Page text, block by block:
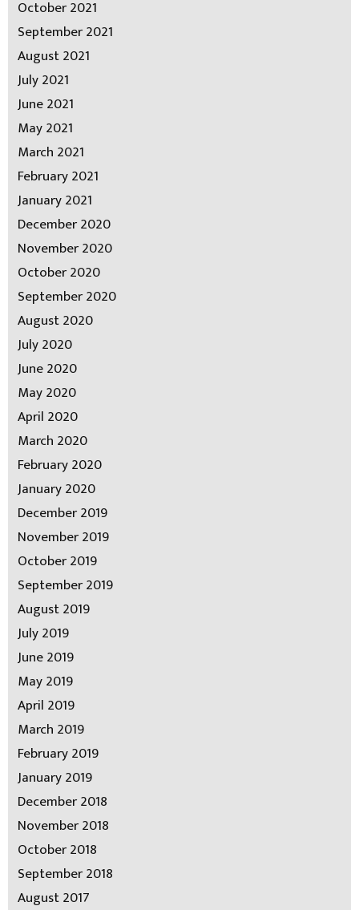
October 2021
September 2021
August 2021
July 2021
June 2021
May 2021
March 2021
February 2021
January 2021
December 2020
November 2020
October 2020
September 2020
August 2020
July 2020
June 2020
May 2020
April 2020
March 2020
February 2020
January 2020
December 2019
November 2019
October 2019
September 2019
August 2019
July 2019
June 2019
May 2019
April 2019
March 2019
February 2019
January 2019
December 2018
November 2018
October 2018
September 2018
August 2017